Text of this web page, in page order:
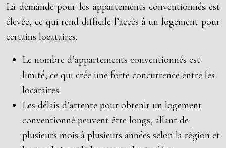
La demande pour les appartements conventionnés est
élevée, ce qui rend difficile l’accès à un logement pour
certains locataires.
Le nombre d’appartements conventionnés est
limité, ce qui crée une forte concurrence entre les
locataires.
Les délais d’attente pour obtenir un logement
conventionné peuvent être longs, allant de
plusieurs mois à plusieurs années selon la région et